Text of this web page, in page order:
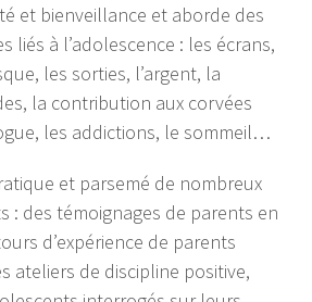
et bienveillance et aborde des
liés à l’adolescence : les écrans,
les sorties, l’argent, la
la contribution aux corvées
les addictions, le sommeil…
et parsemé de nombreux
: des témoignages de parents en
d’expérience de parents
ateliers de discipline positive,